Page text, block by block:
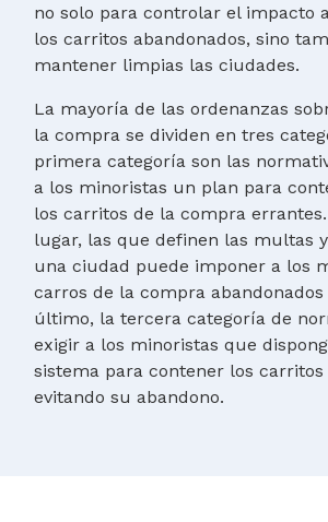
no solo para controlar el impacto
los carritos abandonados, sino
mantener limpias las ciudades.
La mayoría de las ordenanzas
la compra se dividen en tres
primera categoría son las
a los minoristas un plan para
los carritos de la compra
lugar, las que definen las multas
una ciudad puede imponer a los
carros de la compra
último, la tercera categoría de
exigir a los minoristas que
sistema para contener los
evitando su abandono.